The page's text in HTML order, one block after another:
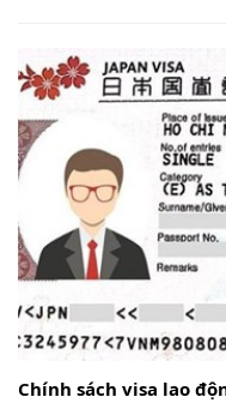
Chính sách visa lao